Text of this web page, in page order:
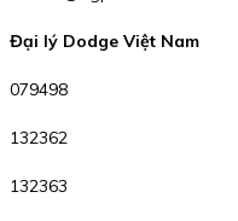
Đại lý Dodge Việt Nam
079498
132362
132363